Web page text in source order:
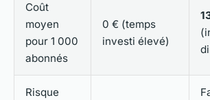
Coût
moyen
pour 1 000
abonnés
0 € (temps
investi élevé)
Risque